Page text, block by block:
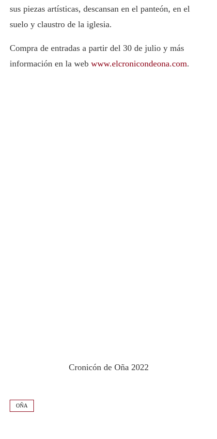
sus piezas artísticas, descansan en el panteón, en el
suelo y claustro de la iglesia.
Compra de entradas a partir del 30 de julio y más
información en la web www.elcronicondeona.com.
Cronicón de Oña 2022
OÑA